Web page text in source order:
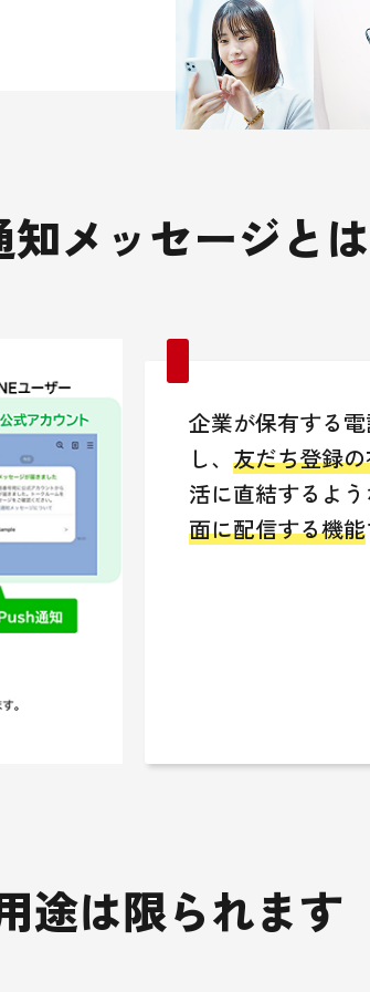
知メッセージとは
企業が保有する
し、 友だち登録
活に直結するよ
面に配信する機能
途は限られます